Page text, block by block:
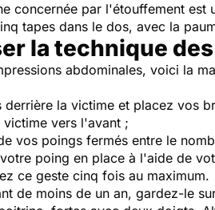
concernée par l'étouffement
tapes dans le dos, avec la
la technique
abdominales, voici la
derrière la victime et placez vos
victime vers l'avant ;
vos poings fermés entre le
poing en place à l'aide de
ce geste cinq fois au maximum.
de moins de un an, gardez-le